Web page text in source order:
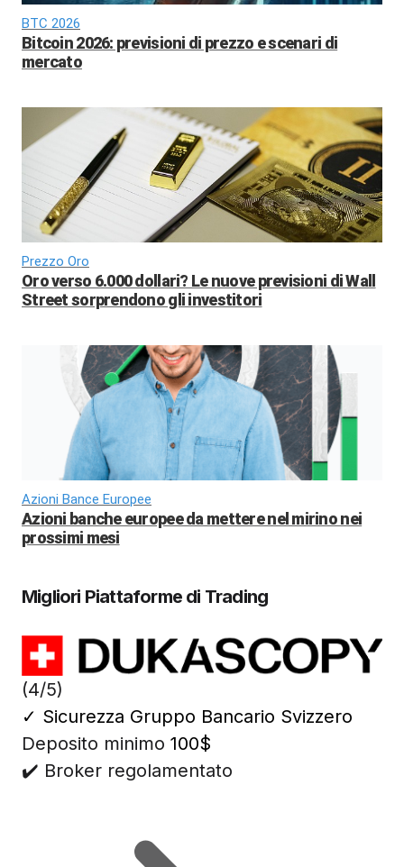
BTC 2026
Bitcoin 2026: previsioni di prezzo e scenari di
mercato
Prezzo Oro
Oro verso 6.000 dollari? Le nuove previsioni di Wall
Street sorprendono gli investitori
Azioni Bance Europee
Azioni banche europee da mettere nel mirino nei
prossimi mesi
Migliori Piattaforme di Trading
(4/5)
✓ Sicurezza Gruppo Bancario Svizzero
Deposito minimo 100$
✔️ Broker regolamentato